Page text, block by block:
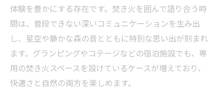
長野県で焚き火可能なキャンプ場の選び方
焚き火を楽しめる長野県の施設と利用時の
工夫
長野県で安全に焚き火を楽しむための心得
安全な焚き火を実現する長野県キャンプの
心得
体験を豊かにする存在です。焚き火を囲んで語り合う時
間は、普段できない深いコミュニケーションを生み出
し、星空や静かな森の音とともに特別な思い出が刻まれ
ます。グランピングやコテージなどの宿泊施設でも、専
用の焚き火スペースを設けているケースが増えており、
快適さと自然の両方を楽しめます。